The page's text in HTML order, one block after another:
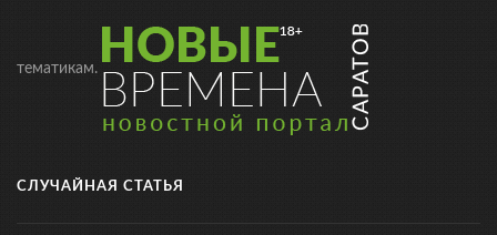
тематикам.
СЛУЧАЙНАЯ СТАТЬЯ